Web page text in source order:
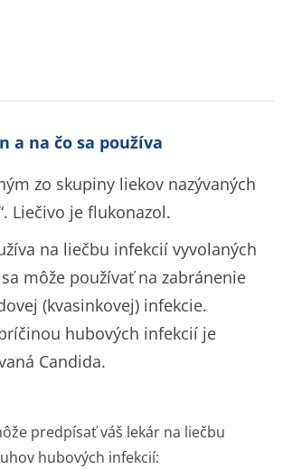
a na čo sa používa
zo skupiny liekov nazývaných
Liečivo je flukonazol.
na liečbu infekcií vyvolaných
môže používať na zabránenie
(kvasinkovej) infekcie.
hubových infekcií je
Candida.
predpísať váš lekár na liečbu
hubových infekcií: